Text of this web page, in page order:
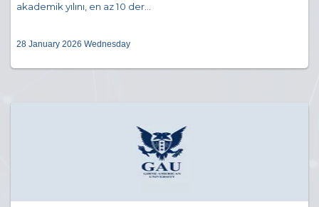
akademik yılını, en az 10 der...
28 January 2026 Wednesday